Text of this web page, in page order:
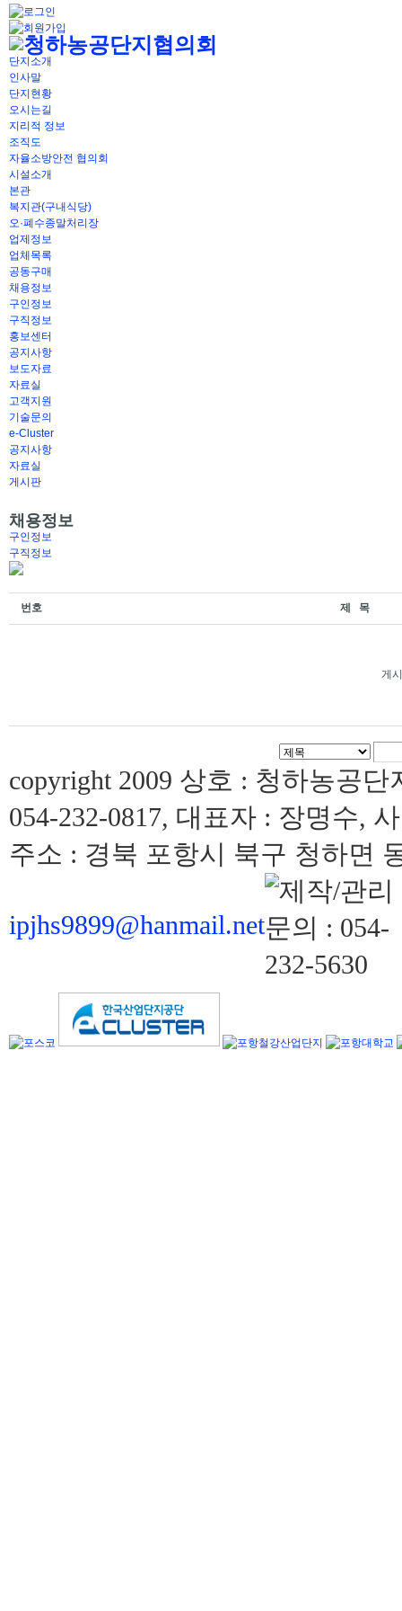
단지소개
인사말
단지현황
오시는길
지리적 정보
조직도
자율소방안전 협의회
시설소개
본관
복지관(구내식당)
오·폐수종말처리장
업제정보
업체목록
공동구매
채용정보
구인정보
구직정보
홍보센터
공지사항
보도자료
자료실
고객지원
기술문의
e-Cluster
공지사항
자료실
게시판
채용정보
구인정보
구직정보
번호 제 목
게
copyright 2009 상호 : 청하농공
054-232-0817, 대표자 : 장명수,
주소 : 경북 포항시 북구 청하면
ipjhs9899@hanmail.net